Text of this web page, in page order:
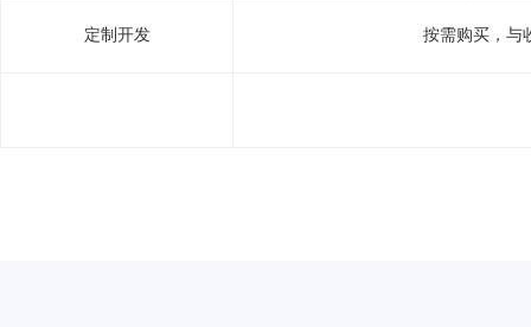
定制开发 按需购买，与